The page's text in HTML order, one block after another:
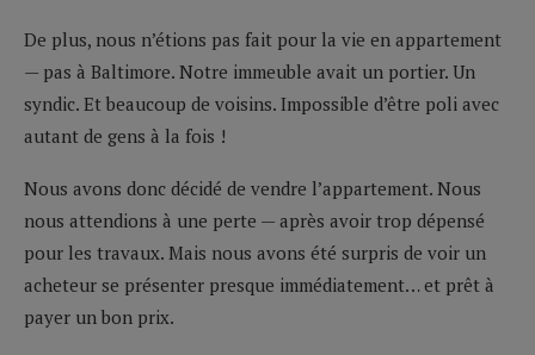
De plus, nous n’étions pas fait pour la vie en appartement
— pas à Baltimore. Notre immeuble avait un portier. Un
syndic. Et beaucoup de voisins. Impossible d’être poli avec
autant de gens à la fois !
Nous avons donc décidé de vendre l’appartement. Nous
nous attendions à une perte — après avoir trop dépensé
pour les travaux. Mais nous avons été surpris de voir un
acheteur se présenter presque immédiatement… et prêt à
payer un bon prix.